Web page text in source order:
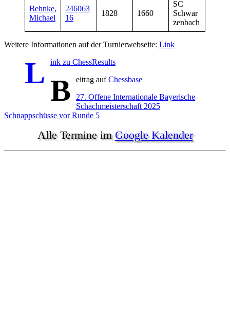
Behnke,
Michael
246063
16
1828 1660
SC
Schwar
zenbach
Weitere Informationen auf der Turnierwebseite: Link
L ink zu ChessResults
B eitrag aufChessbase
Beitragsnavigation27. Offene Internationale Bayerische
Schachmeisterschaft 2025
Schnappschüsse vor Runde 5
Alle Termine im Google Kalender